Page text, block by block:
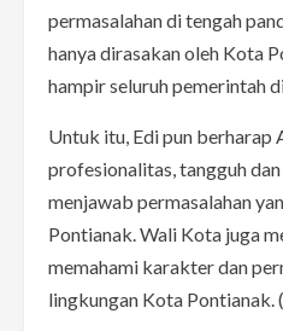
permasalahan di tengah
hanya dirasakan oleh Kota
hampir seluruh pemerintah
Untuk itu, Edi pun berharap
profesionalitas, tangguh
menjawab permasalahan
Pontianak. Wali Kota juga
memahami karakter dan
lingkungan Kota Pontianak.